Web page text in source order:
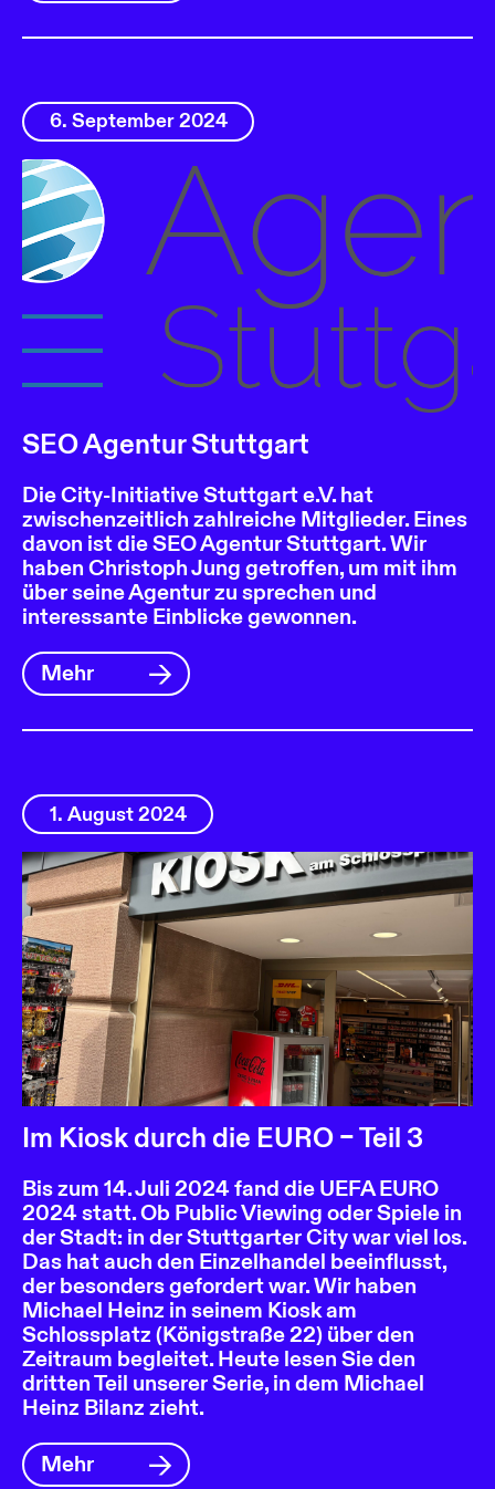
6. September 2024
SEO Agentur Stuttgart
Die City-Initiative Stuttgart e.V. hat
zwischenzeitlich zahlreiche Mitglieder. Eines
davon ist die SEO Agentur Stuttgart. Wir
haben Christoph Jung getroffen, um mit ihm
über seine Agentur zu sprechen und
interessante Einblicke gewonnen.
Mehr
1. August 2024
Im Kiosk durch die EURO – Teil 3
Bis zum 14. Juli 2024 fand die UEFA EURO
2024 statt. Ob Public Viewing oder Spiele in
der Stadt: in der Stuttgarter City war viel los.
Das hat auch den Einzelhandel beeinflusst,
der besonders gefordert war. Wir haben
Michael Heinz in seinem Kiosk am
Schlossplatz (Königstraße 22) über den
Zeitraum begleitet. Heute lesen Sie den
dritten Teil unserer Serie, in dem Michael
Heinz Bilanz zieht.
Mehr